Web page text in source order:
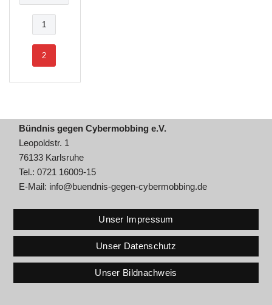
1
2
Bündnis gegen Cybermobbing e.V.
Leopoldstr. 1
76133 Karlsruhe
Tel.: 0721 16009-15
E-Mail: info@buendnis-gegen-cybermobbing.de
Unser Impressum
Unser Datenschutz
Unser Bildnachweis